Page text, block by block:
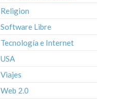
Religion
Software Libre
Tecnología e Internet
USA
Viajes
Web 2.0